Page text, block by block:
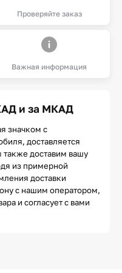
Проверяйте заказ
Важная информация
и за МКАД
значком с
доставляется
доставим вашу
из примерной
доставки
с нашим оператором,
и согласует с вами